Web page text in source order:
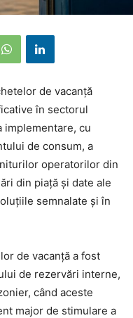
de vacanță
în sectorul
implementare, cu
de consum, a
operatorilor din
din piață și date ale
semnalate și în
de vacanță a fost
de rezervări interne,
când aceste
major de stimulare a